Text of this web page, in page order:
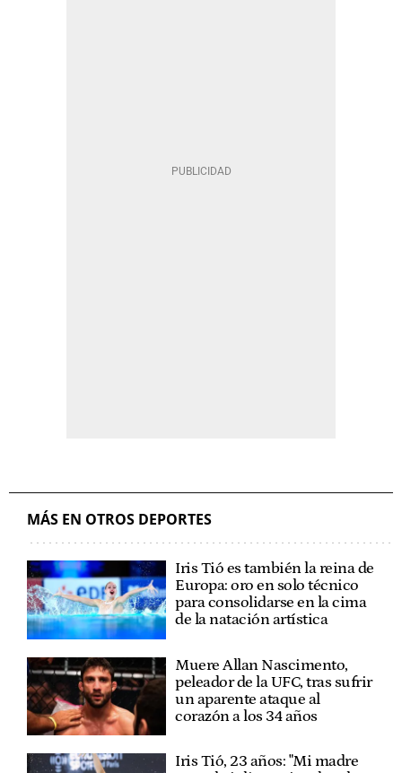
MÁS EN OTROS DEPORTES
Iris Tió es también la reina de
Europa: oro en solo técnico
para consolidarse en la cima
de la natación artística
Muere Allan Nascimento,
peleador de la UFC, tras sufrir
un aparente ataque al
corazón a los 34 años
Iris Tió, 23 años: "Mi madre